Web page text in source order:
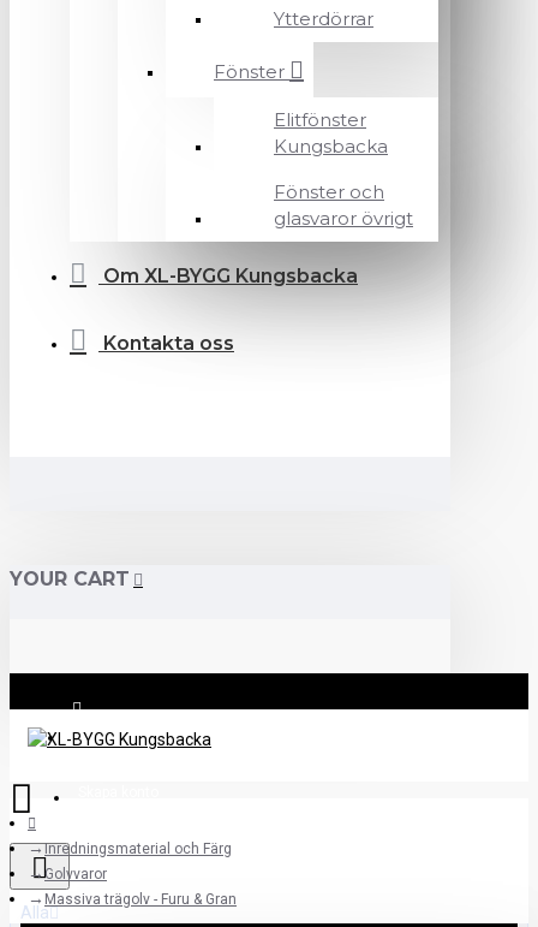
Ytterdörrar
Fönster
Elitfönster
Kungsbacka
Fönster och
glasvaror övrigt
Om XL-BYGG Kungsbacka
Kontakta oss
YOUR CART
Logga in
Alla
Inredningsmaterial och Färg
Golvvaror
Massiva trägolv - Furu & Gran